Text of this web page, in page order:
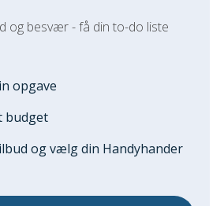
og besvær - få din to-do liste
opgave
budget
og vælg din Handyhander